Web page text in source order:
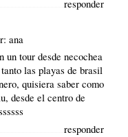
responder
ana
un tour desde necochea
las playas de brasil
quisiera saber como
desde el centro de
responder